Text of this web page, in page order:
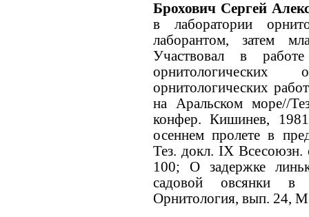
Брохович Сергей
в лаборатории
лаборантом, затем
Участвовал в
орнитологических
на Аральском море//
конфер. Кишинев,
осеннем пролете в
Тез. докл. IX
100; О задержке
садовой овсянки в
Орнитология, вып. 24,